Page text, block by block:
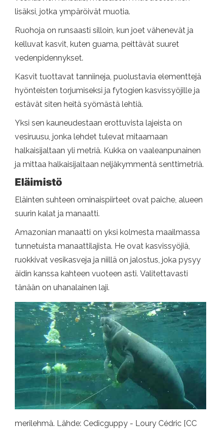
lisäksi, jotka ympäröivät muotia.
Ruohoja on runsaasti silloin, kun joet vähenevät ja
kelluvat kasvit, kuten guama, peittävät suuret
vedenpidennykset.
Kasvit tuottavat tanniineja, puolustavia elementtejä
hyönteisten torjumiseksi ja fytogien kasvissyöjille ja
estävät siten heitä syömästä lehtiä.
Yksi sen kauneudestaan ​​erottuvista lajeista on
vesiruusu, jonka lehdet tulevat mitaamaan
halkaisijaltaan yli metriä. Kukka on vaaleanpunainen
ja mittaa halkaisijaltaan neljäkymmentä senttimetriä.
Eläimistö
Eläinten suhteen ominaispiirteet ovat paiche, alueen
suurin kalat ja manaatti.
Amazonian manaatti on yksi kolmesta maailmassa
tunnetuista manaattilajista. He ovat kasvissyöjiä,
ruokkivat vesikasveja ja niillä on jalostus, joka pysyy
äidin kanssa kahteen vuoteen asti. Valitettavasti
tänään on uhanalainen laji.
merilehmä. Lähde: Cedicguppy - Loury Cédric [CC